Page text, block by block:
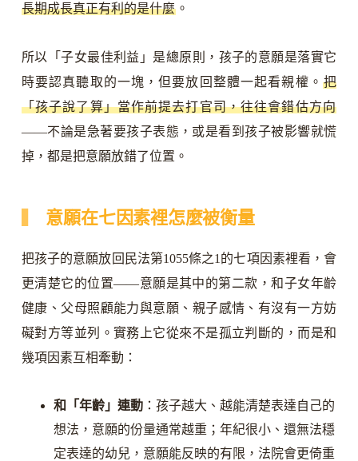
長期成長真正有利的是什麼 。
所以「子女最佳利益」是總原則，孩子的意願是落實它
時要認真聽取的一塊，但要放回整體一起看親權。 把
「孩子說了算」當作前提去打官司，往往會錯估方向
——不論是急著要孩子表態，或是看到孩子被影響就慌
掉，都是把意願放錯了位置。
意願在七因素裡怎麼被衡量
把孩子的意願放回民法第1055條之1的七項因素裡看，會
更清楚它的位置——意願是其中的第二款，和子女年齡
健康、父母照顧能力與意願、親子感情、有沒有一方妨
礙對方等並列。實務上它從來不是孤立判斷的，而是和
幾項因素互相牽動：
和「年齡」連動：孩子越大、越能清楚表達自己的
想法，意願的份量通常越重；年紀很小、還無法穩
定表達的幼兒，意願能反映的有限，法院會更倚重